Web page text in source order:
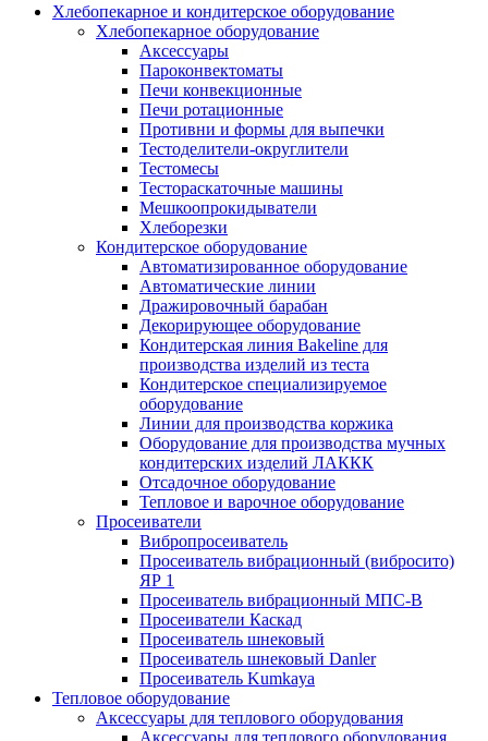
Хлебопекарное и кондитерское оборудование
Хлебопекарное оборудование
Аксессуары
Пароконвектоматы
Печи конвекционные
Печи ротационные
Противни и формы для выпечки
Тестоделители-округлители
Тестомесы
Тестораскаточные машины
Мешкоопрокидыватели
Хлеборезки
Кондитерское оборудование
Автоматизированное оборудование
Автоматические линии
Дражировочный барабан
Декорирующее оборудование
Кондитерская линия Bakeline для
производства изделий из теста
Кондитерское специализируемое
оборудование
Линии для производства коржика
Оборудование для производства мучных
кондитерских изделий ЛАККК
Отсадочное оборудование
Тепловое и варочное оборудование
Просеиватели
Вибропросеиватель
Просеиватель вибрационный (вибросито)
ЯР 1
Просеиватель вибрационный МПС-В
Просеиватели Каскад
Просеиватель шнековый
Просеиватель шнековый Danler
Просеиватель Kumkaya
Тепловое оборудование
Аксессуары для теплового оборудования
Аксессуары для теплового оборудования